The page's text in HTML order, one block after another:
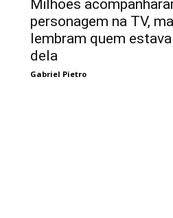
Milhões
personagem na TV,
lembram quem
dela
Gabriel Pietro